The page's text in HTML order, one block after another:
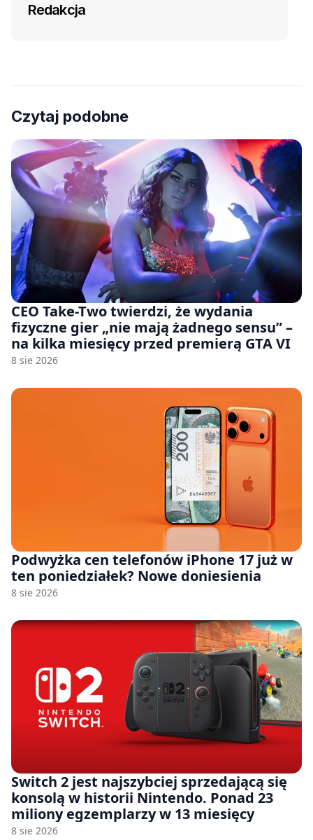
Redakcja
Czytaj podobne
CEO Take-Two twierdzi, że wydania
fizyczne gier „nie mają żadnego sensu” –
na kilka miesięcy przed premierą GTA VI
8 sie 2026
Podwyżka cen telefonów iPhone 17 już w
ten poniedziałek? Nowe doniesienia
8 sie 2026
Switch 2 jest najszybciej sprzedającą się
konsolą w historii Nintendo. Ponad 23
miliony egzemplarzy w 13 miesięcy
8 sie 2026